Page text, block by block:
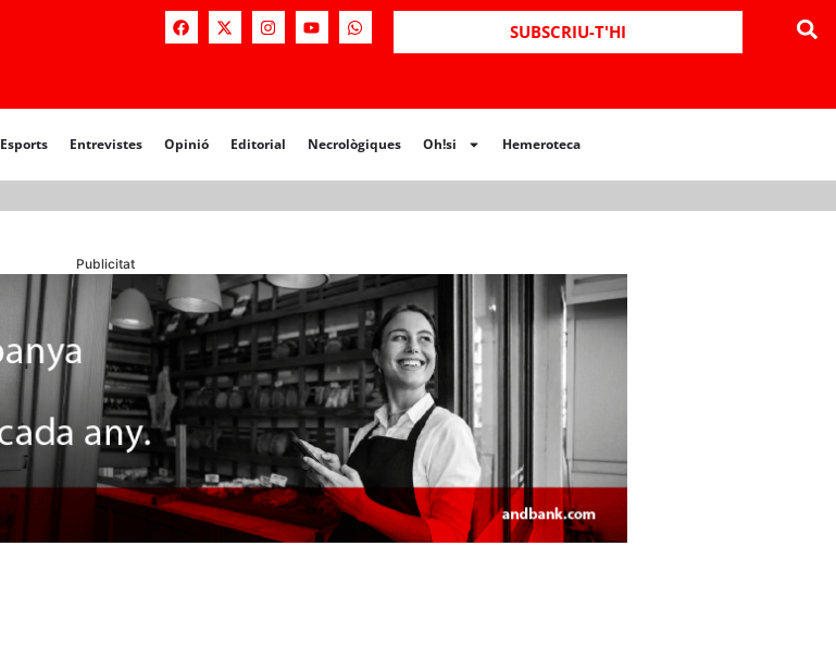
SUBSCRIU-T'HI
Esports Entrevistes Opinió Editorial Necrològiques Oh!si Hemeroteca
Opinió Editorial Necrològiques Hemeroteca
Publicitat